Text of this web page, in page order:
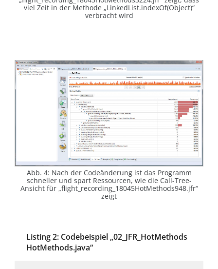
viel Zeit in der Methode „LinkedList.indexOf(Object)“
verbracht wird
Abb. 4: Nach der Codeänderung ist das Programm
schneller und spart Ressourcen, wie die Call-Tree-
Ansicht für „flight_recording_18045HotMethods948.jfr“
zeigt
Listing 2: Codebeispiel „02_JFR_HotMethods
HotMethods.java“